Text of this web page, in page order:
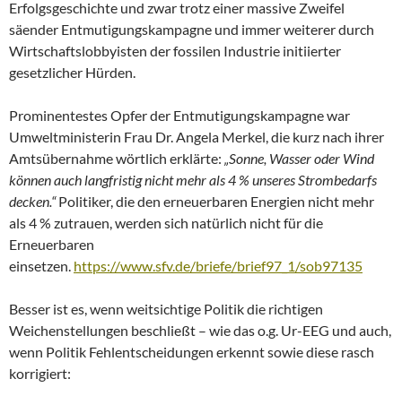
Erfolgsgeschichte und zwar trotz einer massive Zweifel
säender Entmutigungskampagne und immer weiterer durch
Wirtschaftslobbyisten der fossilen Industrie initiierter
gesetzlicher Hürden.
Prominentestes Opfer der Entmutigungskampagne war
Umweltministerin Frau Dr. Angela Merkel, die kurz nach ihrer
Amtsübernahme wörtlich erklärte: „Sonne, Wasser oder Wind
können auch langfristig nicht mehr als 4 % unseres Strombedarfs
decken.“Politiker, die den erneuerbaren Energien nicht mehr
als 4 % zutrauen, werden sich natürlich nicht für die
Erneuerbaren
einsetzen. https://www.sfv.de/briefe/brief97_1/sob97135
Besser ist es, wenn weitsichtige Politik die richtigen
Weichenstellungen beschließt – wie das o.g. Ur-EEG und auch,
wenn Politik Fehlentscheidungen erkennt sowie diese rasch
korrigiert: